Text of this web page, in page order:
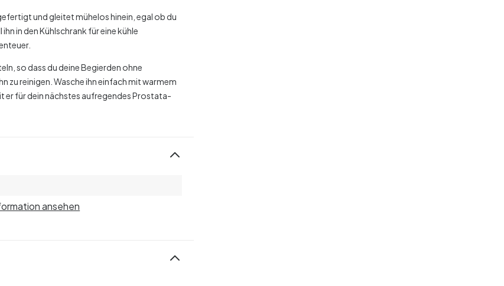
und gleitet mühelos hinein, egal ob du
in den Kühlschrank für eine kühle
so dass du deine Begierden ohne
zu reinigen. Wasche ihn einfach mit warmem
er für dein nächstes aufregendes Prostata-
ansehen